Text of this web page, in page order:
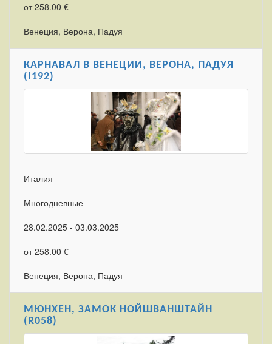
от 258.00 €
Венеция, Верона, Падуя
КАРНАВАЛ В ВЕНЕЦИИ, ВЕРОНА, ПАДУЯ
(I192)
Италия
Многодневные
28.02.2025 - 03.03.2025
от 258.00 €
Венеция, Верона, Падуя
МЮНХЕН, ЗАМОК НОЙШВАНШТАЙН
(R058)